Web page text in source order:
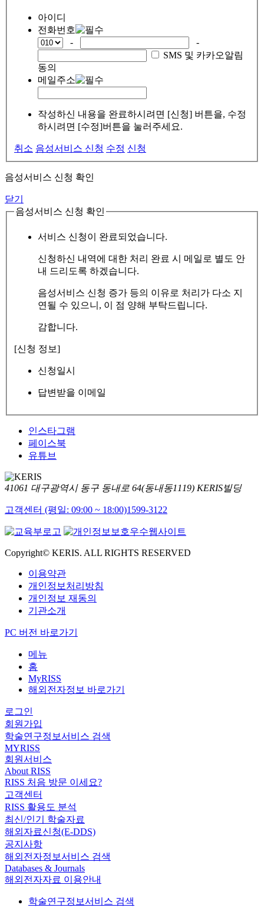
아이디
전화번호
-
-
SMS 및 카카오알림
동의
메일주소
작성하신 내용을 완료하시려면 [신청] 버튼을, 수정
하시려면 [수정]버튼을 눌러주세요.
취소 음성서비스 신청 수정 신청
음성서비스 신청 확인
닫기
음성서비스 신청 확인
서비스 신청이 완료되었습니다.
신청하신 내역에 대한 처리 완료 시 메일로 별도 안
내 드리도록 하겠습니다.
음성서비스 신청 증가 등의 이유로 처리가 다소 지
연될 수 있으니, 이 점 양해 부탁드립니다.
감합니다.
[신청 정보]
신청일시
답변받을 이메일
인스타그램
페이스북
유튜브
41061 대구광역시 동구 동내로 64(동내동1119) KERIS빌딩
고객센터 (평일: 09:00 ~ 18:00)1599-3122
Copyright© KERIS. ALL RIGHTS RESERVED
이용약관
개인정보처리방침
개인정보 재동의
기관소개
PC 버전 바로가기
메뉴
홈
MyRISS
해외전자정보 바로가기
로그인
회원가입
학술연구정보서비스 검색
MYRISS
회원서비스
About RISS
RISS 처음 방문 이세요?
고객센터
RISS 활용도 분석
최신/인기 학술자료
해외자료신청(E-DDS)
공지사항
해외전자정보서비스 검색
Databases & Journals
해외전자자료 이용안내
학술연구정보서비스 검색